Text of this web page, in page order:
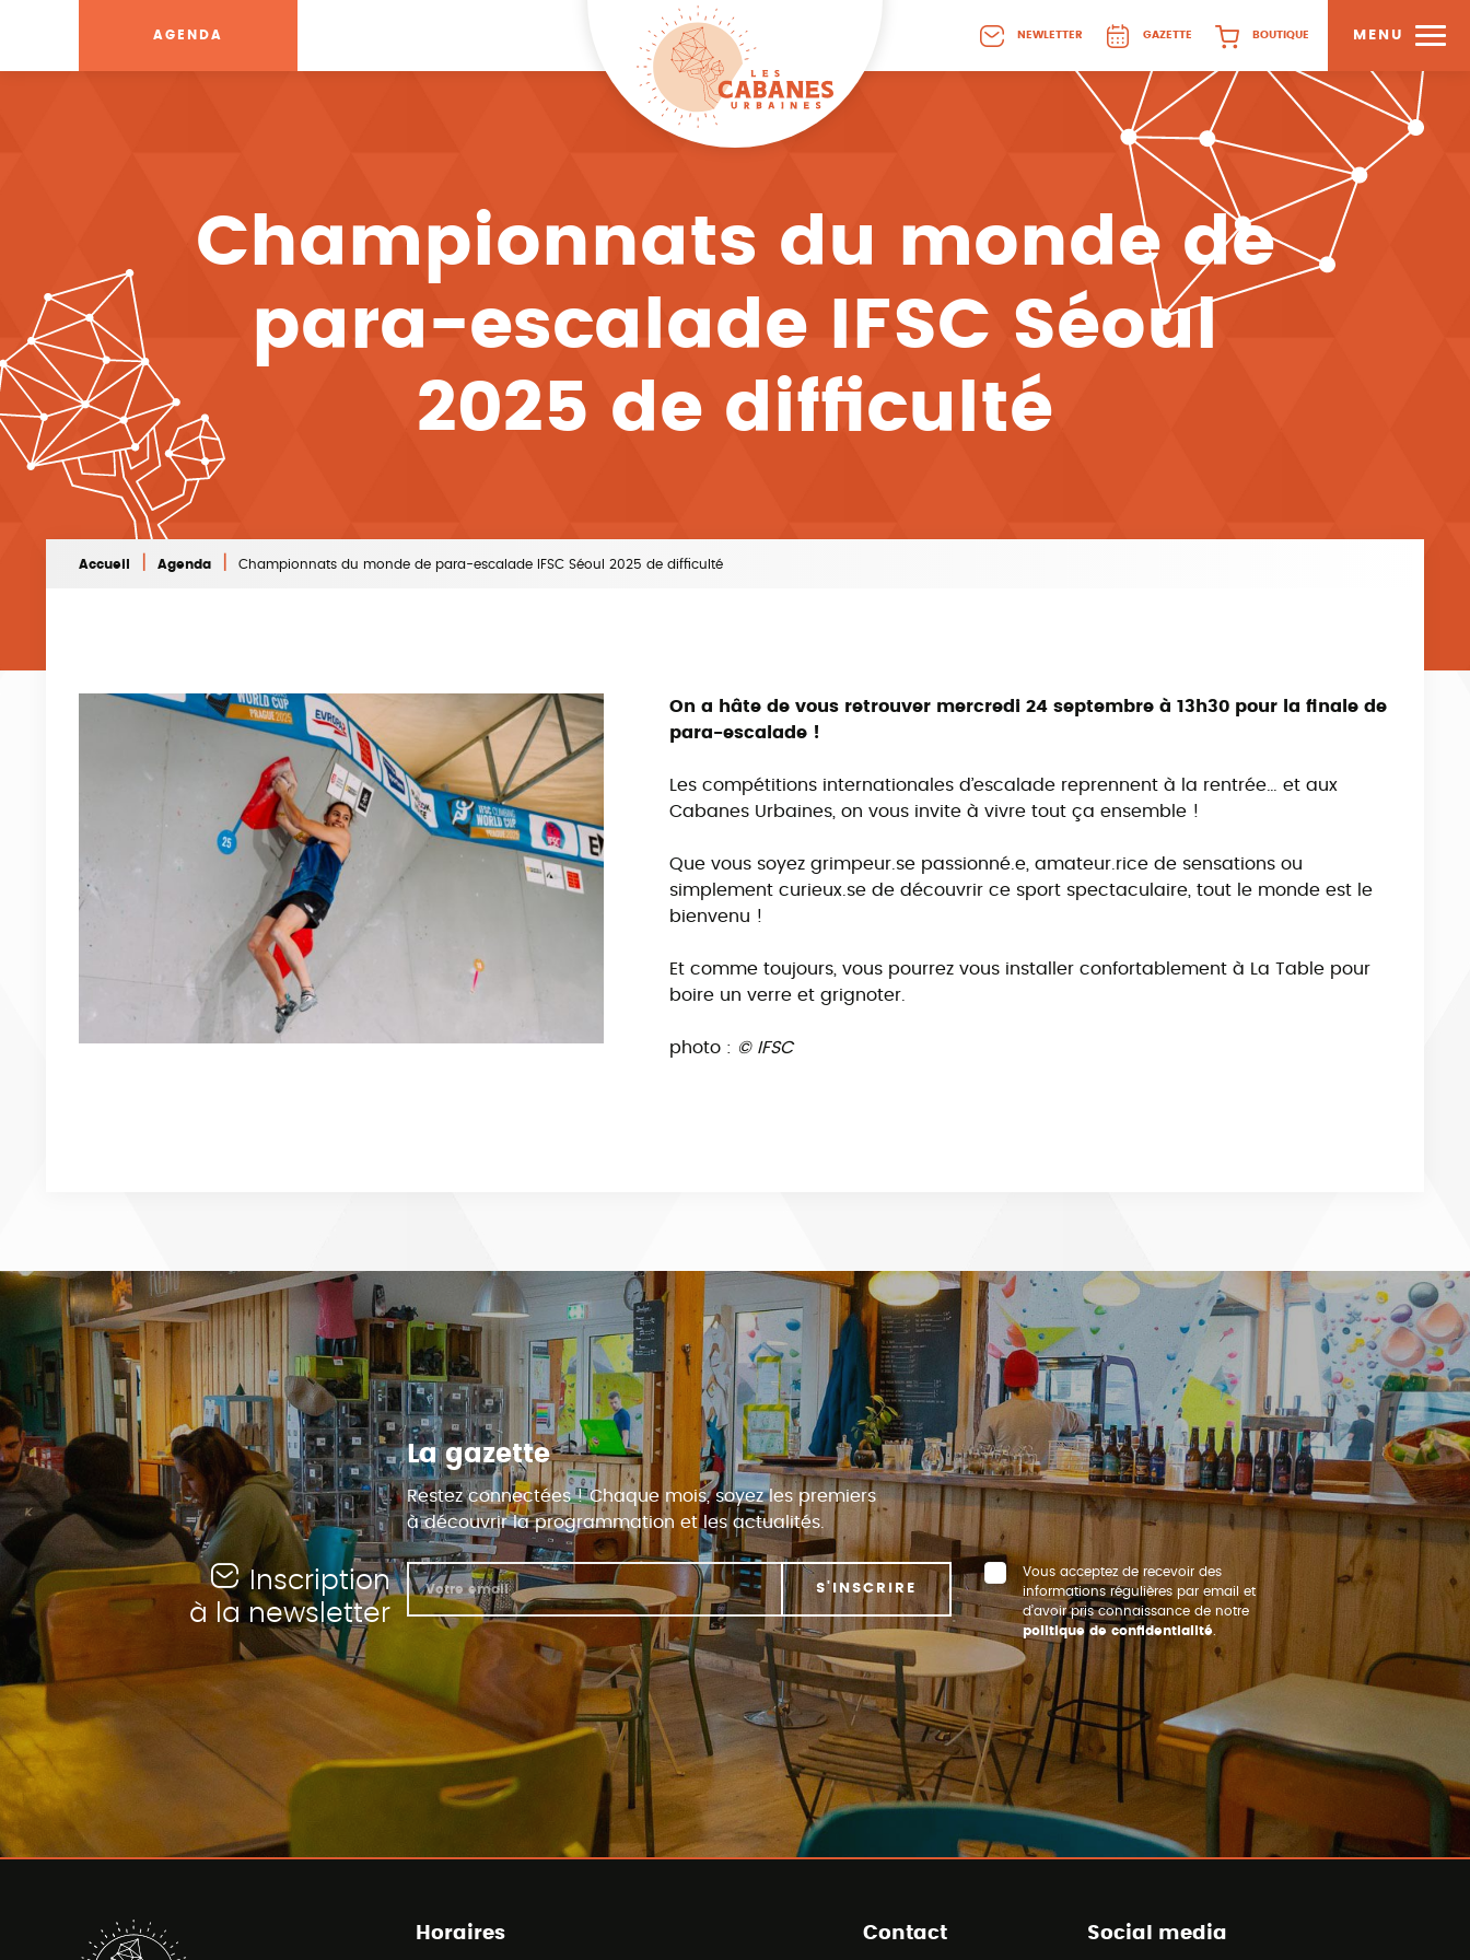
AGENDA NEWLETTER GAZETTE BOUTIQUE MENU
Championnats du monde de
para-escalade IFSC Séoul
2025 de difficulté
Accueil Agenda Championnats du monde de para-escalade IFSC Séoul 2025 de difficulté
On a hâte de vous retrouver mercredi 24 septembre à 13h30 pour la finale de
para-escalade !
Les compétitions internationales d’escalade reprennent à la rentrée… et aux
Cabanes Urbaines, on vous invite à vivre tout ça ensemble !
Que vous soyez grimpeur.se passionné.e, amateur.rice de sensations ou
simplement curieux.se de découvrir ce sport spectaculaire, tout le monde est le
bienvenu !
Et comme toujours, vous pourrez vous installer confortablement à La Table pour
boire un verre et grignoter.
photo : © IFSC
La gazette
Restez connectées ! Chaque mois, soyez les premiers
à découvrir la programmation et les actualités.
Inscription
à la newsletter
S'INSCRIRE
Vous acceptez de recevoir des
informations régulières par email et
d’avoir pris connaissance de notre
politique de confidentialité.
Horaires Contact Social media